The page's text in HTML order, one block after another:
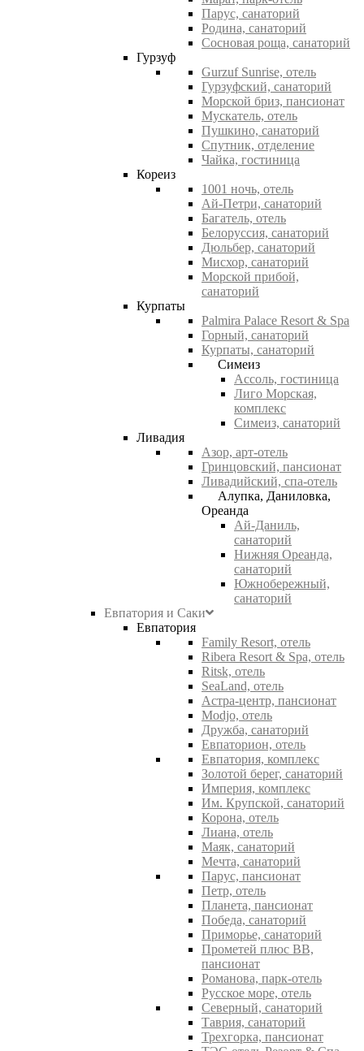
Парус, санаторий
Родина, санаторий
Сосновая роща, санаторий
Гурзуф
Gurzuf Sunrise, отель
Гурзуфский, санаторий
Морской бриз, пансионат
Мускатель, отель
Пушкино, санаторий
Спутник, отделение
Чайка, гостиница
Кореиз
1001 ночь, отель
Ай-Петри, санаторий
Багатель, отель
Белоруссия, санаторий
Дюльбер, санаторий
Мисхор, санаторий
Морской прибой,
санаторий
Курпаты
Palmira Palace Resort & Spa
Горный, санаторий
Курпаты, санаторий
Симеиз
Ассоль, гостиница
Лиго Морская,
комплекс
Симеиз, санаторий
Ливадия
Азор, арт-отель
Гринцовский, пансионат
Ливадийский, спа-отель
Алупка, Даниловка,
Ореанда
Ай-Даниль,
санаторий
Нижняя Ореанда,
санаторий
Южнобережный,
санаторий
Евпатория и Саки
Евпатория
Family Resort, отель
Ribera Resort & Spa, отель
Ritsk, отель
SeaLand, отель
Астра-центр, пансионат
Modjo, отель
Дружба, санаторий
Евпаторион, отель
Евпатория, комплекс
Золотой берег, санаторий
Империя, комплекс
Им. Крупской, санаторий
Корона, отель
Лиана, отель
Маяк, санаторий
Мечта, санаторий
Парус, пансионат
Петр, отель
Планета, пансионат
Победа, санаторий
Приморье, санаторий
Прометей плюс ВВ,
пансионат
Романова, парк-отель
Русское море, отель
Северный, санаторий
Таврия, санаторий
Трехгорка, пансионат